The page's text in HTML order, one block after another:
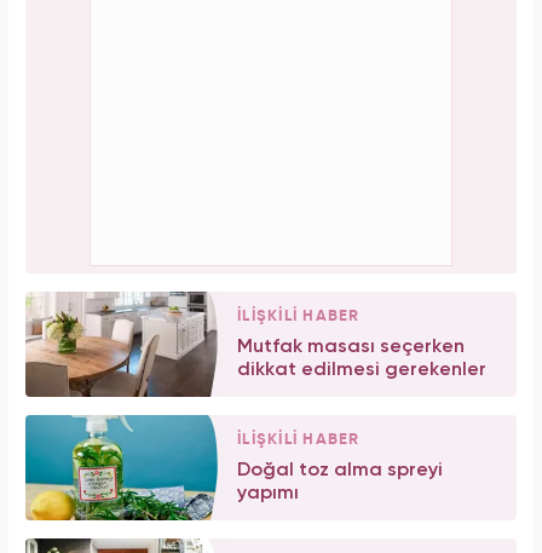
İLİŞKİLİ HABER
Mutfak masası seçerken
dikkat edilmesi gerekenler
İLİŞKİLİ HABER
Doğal toz alma spreyi
yapımı